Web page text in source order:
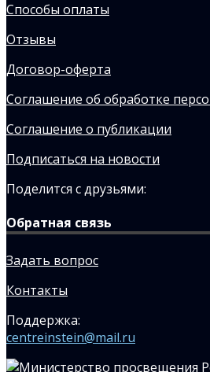
Способы оплаты
Отзывы
Договор-оферта
Соглашение об обработке
Соглашение о публикации
Подписаться на новости
Поделится с друзьями:
Обратная связь
Задать вопрос
Контакты
Поддержка:
centreinstein@mail.ru